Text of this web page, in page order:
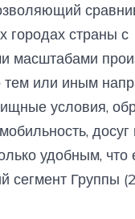
городах страны с
масштабами
тем или иным
условия,
досуг
удобным, что
сегмент Группы